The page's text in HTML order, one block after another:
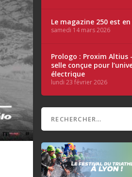
Le magazine 250 est
samedi 14 mars 2026
Prologo : Proxim Altius
selle conçue pour
électrique
lundi 23 février 2026